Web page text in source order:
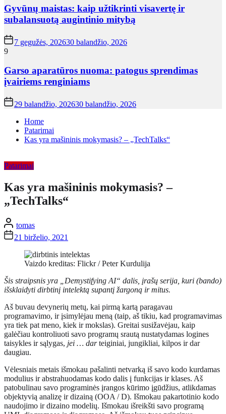
Gyvūnų maistas: kaip užtikrinti visavertę ir
subalansuotą augintinio mitybą
7 gegužės, 202630 balandžio, 2026
9
Garso aparatūros nuoma: patogus sprendimas
įvairiems renginiams
29 balandžio, 202630 balandžio, 2026
Home
Patarimai
Kas yra mašininis mokymasis? – „TechTalks“
Patarimai
Kas yra mašininis mokymasis? –
„TechTalks“
tomas
21 birželio, 2021
Vaizdo kreditas: Flickr / Peter Kurdulija
Šis straipsnis yra „Demystifying AI“ dalis, įrašų serija, kuri (bando)
išsklaidyti dirbtinį intelektą supantį žargoną ir mitus.
Aš buvau devynerių metų, kai pirmą kartą paragavau
programavimo, ir įsimylėjau meną (taip, aš tikiu, kad programavimas
yra tiek pat meno, kiek ir mokslas). Greitai susižavėjau, kaip
galėčiau kontroliuoti savo programų srautą nustatydamas logines
taisykles ir sąlygas, jei … darteiginiai, jungikliai, kilpos ir dar
daugiau.
Vėlesniais metais išmokau pašalinti netvarką iš savo kodo kurdamas
modulius ir abstrahuodamas kodo dalis į funkcijas ir klases. Aš
patobulinau savo programinės įrangos kūrimo įgūdžius, atlikdamas
objektyvią analizę ir dizainą (OOA / D). Išmokau pakartotinio kodo
naudojimo ir dizaino modelių. Išmokau išreikšti savo programą